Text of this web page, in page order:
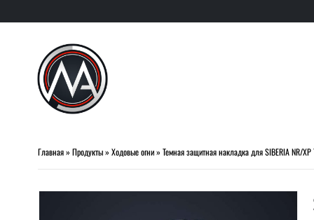
Главная» Продукты» Ходовые огни» Темная защитная накладка для SIBERIA NR/XP